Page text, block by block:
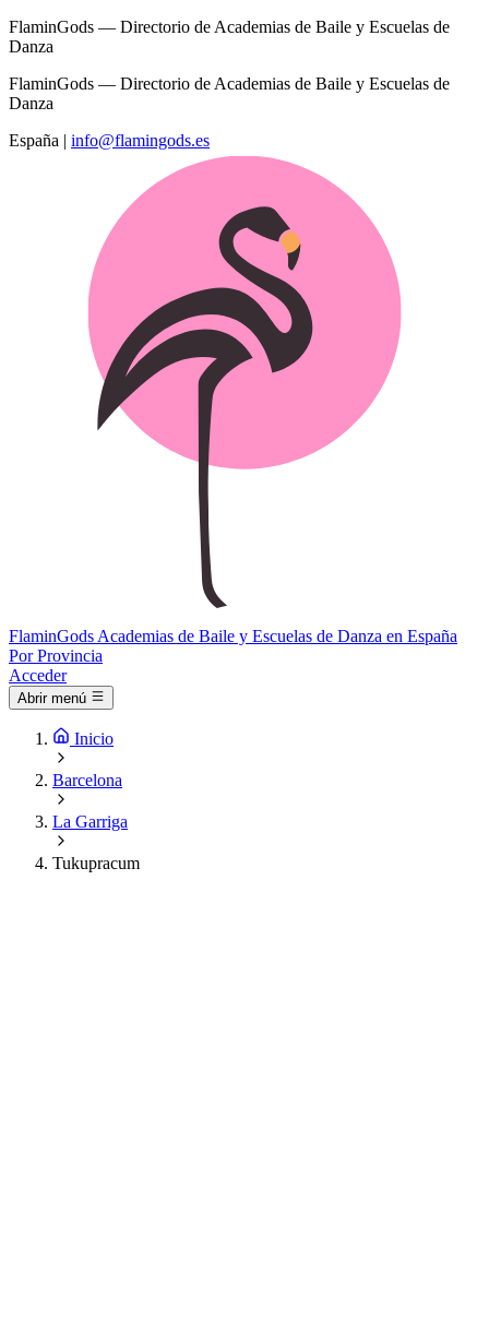
FlaminGods — Directorio de Academias de Baile y Escuelas de
Danza
FlaminGods — Directorio de Academias de Baile y Escuelas de
Danza
España | info@flamingods.es
FlaminGods Academias de Baile y Escuelas de Danza en España
Por Provincia
Acceder
Abrir menú
Inicio
Barcelona
La Garriga
Tukupracum